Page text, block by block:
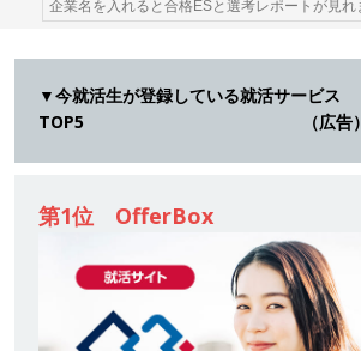
▼今就活生が登録している就活サービス
TOP5 （広告）
第1位 OfferBox